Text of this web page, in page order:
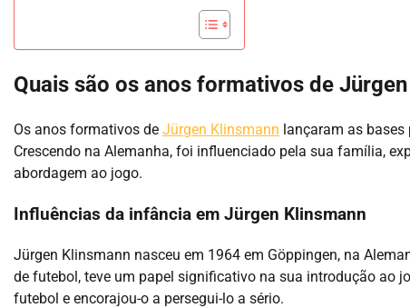
Quais são os anos formativos de
Os anos formativos de Jürgen Klinsmann lançaram as bases
Crescendo na Alemanha, foi influenciado pela sua família,
abordagem ao jogo.
Influências da infância em Jürgen Klinsmann
Jürgen Klinsmann nasceu em 1964 em Göppingen, na
de futebol, teve um papel significativo na sua introdução ao
futebol e encorajou-o a persegui-lo a sério.